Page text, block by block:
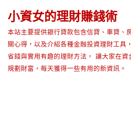
Skip
to
content
小資女的理財賺錢術
本站主要提供銀行貸款包含信貸、車貸、
關心得，以及介紹各種金融投資理財工具
省錢與實用有趣的理財方法， 讓大家在資
規劃財富，每天獲得一些有用的新資訊。